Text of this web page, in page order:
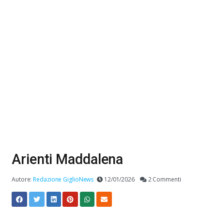
Arienti Maddalena
Autore:Redazione GiglioNews 12/01/2026 2 Commenti